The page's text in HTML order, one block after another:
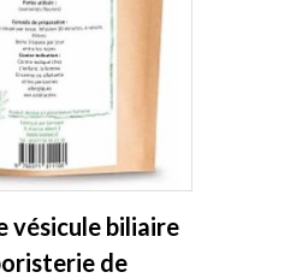
vésicule biliaire
de